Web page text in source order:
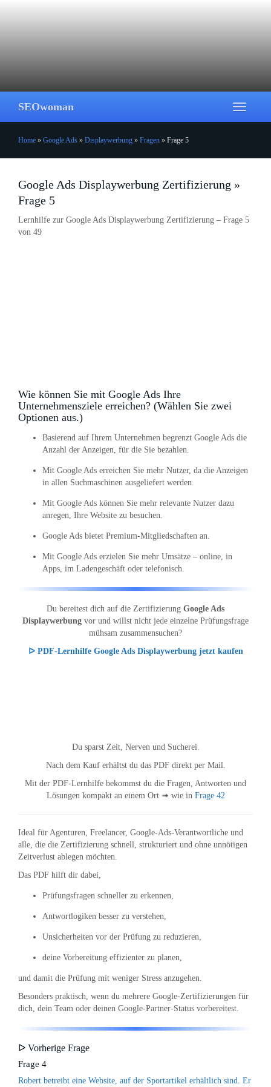
Toggle
SEOwoman
Home » Google Ads » Displaywerbung » Fragen » Frage 5
Google Ads Displaywerbung Zertifizierung »
Frage 5
Lernhilfe zur Google Ads Displaywerbung Zertifizierung – Frage 5
von 49
Wie können Sie mit Google Ads Ihre
Unternehmensziele erreichen? (Wählen Sie zwei
Optionen aus.)
Basierend auf Ihrem Unternehmen begrenzt Google Ads die
Anzahl der Anzeigen, für die Sie bezahlen.
Mit Google Ads erreichen Sie mehr Nutzer, da die Anzeigen
in allen Suchmaschinen ausgeliefert werden.
Mit Google Ads können Sie mehr relevante Nutzer dazu
anregen, Ihre Website zu besuchen.
Google Ads bietet Premium-Mitgliedschaften an.
Mit Google Ads erzielen Sie mehr Umsätze – online, in
Apps, im Ladengeschäft oder telefonisch.
Du bereitest dich auf die Zertifizierung Google Ads
Displaywerbung vor und willst nicht jede einzelne Prüfungsfrage
mühsam zusammensuchen?
ᐅ PDF-Lernhilfe Google Ads Displaywerbung jetzt kaufen
Du sparst Zeit, Nerven und Sucherei.
Nach dem Kauf erhältst du das PDF direkt per Mail.
Mit der PDF-Lernhilfe bekommst du die Fragen, Antworten und
Lösungen kompakt an einem Ort ➟ wie in Frage 42
Ideal für Agenturen, Freelancer, Google-Ads-Verantwortliche und
alle, die die Zertifizierung schnell, strukturiert und ohne unnötigen
Zeitverlust ablegen möchten.
Das PDF hilft dir dabei,
Prüfungsfragen schneller zu erkennen,
Antwortlogiken besser zu verstehen,
Unsicherheiten vor der Prüfung zu reduzieren,
deine Vorbereitung effizienter zu planen,
und damit die Prüfung mit weniger Stress anzugehen.
Besonders praktisch, wenn du mehrere Google-Zertifizierungen für
dich, dein Team oder deinen Google-Partner-Status vorbereitest.
ᐅ Vorherige Frage
Frage 4
Robert betreibt eine Website, auf der Sportartikel erhältlich sind. Er